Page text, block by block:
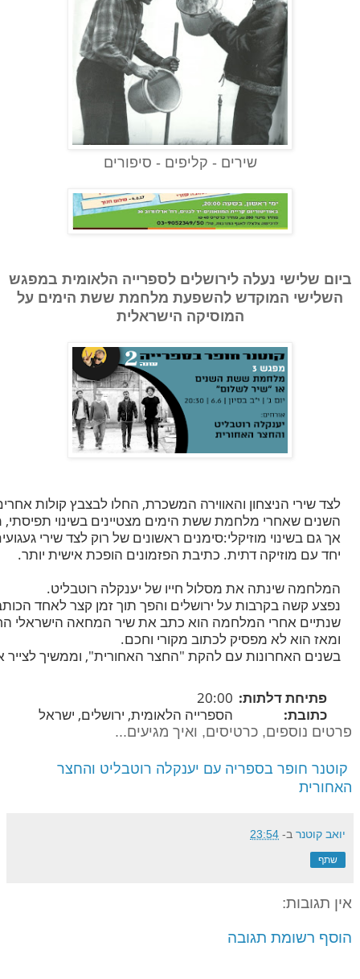
שירים - קליפים - סיפורים
ביום שלישי נעלה לירושלים לספרייה הלאומית במפגש
השלישי המוקדש להשפעת מלחמת ששת הימים על
המוסיקה הישראלית
בשנים האחרונות עם להקת "החצר האחורית", וממשיך לצייר
פתיחת דלתות: 20:00
כתובת:
הספרייה הלאומית, ירושלים, ישראל
פרטים נוספים, כרטיסים, ואיך מגיעים...
קוטנר חופר בספריה עם יענקלה רוטבליט והחצר
האחורית
יואב קוטנר ב- 23:54
שתף
אין תגובות:
הוסף רשומת תגובה